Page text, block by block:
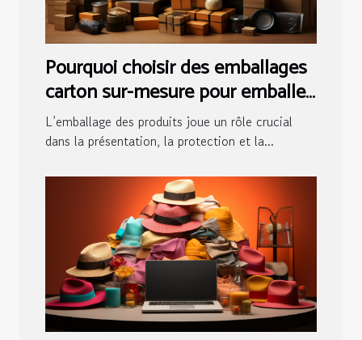
Pourquoi choisir des emballages
carton sur-mesure pour emballer
vos produits ?
L’emballage des produits joue un rôle crucial
dans la présentation, la protection et la...